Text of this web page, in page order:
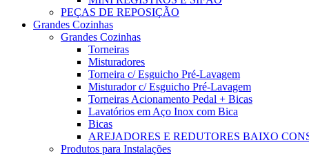
PEÇAS DE REPOSIÇÃO
Grandes Cozinhas
Grandes Cozinhas
Torneiras
Misturadores
Torneira c/ Esguicho Pré-Lavagem
Misturador c/ Esguicho Pré-Lavagem
Torneiras Acionamento Pedal + Bicas
Lavatórios em Aço Inox com Bica
Bicas
AREJADORES E REDUTORES BAIXO
Produtos para Instalações